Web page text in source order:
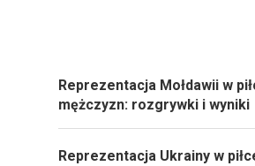
Reprezentacja Mołdawii w
mężczyzn: rozgrywki i wyniki
Reprezentacja Ukrainy w